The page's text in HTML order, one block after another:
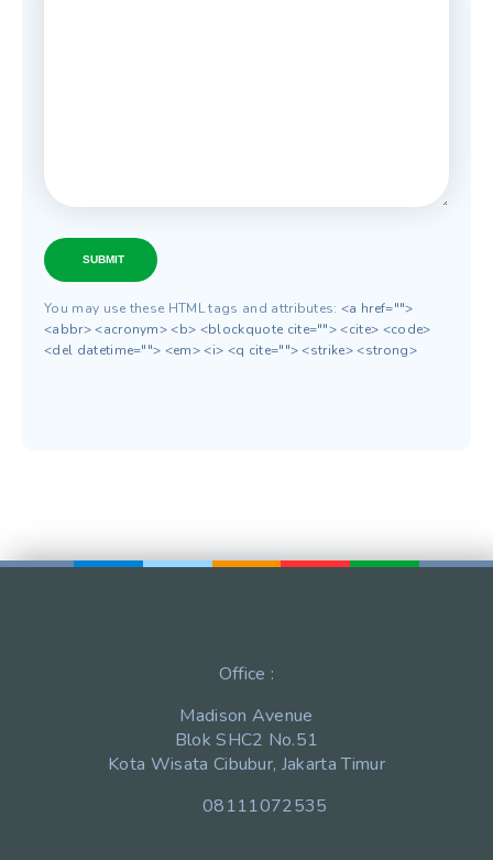
SUBMIT
You may use these HTML tags and attributes:<a href="">
<abbr> <acronym> <b> <blockquote cite=""> <cite> <code>
<del datetime=""> <em> <i> <q cite=""> <strike> <strong>
Office :
Madison Avenue
Blok SHC2 No.51
Kota Wisata Cibubur, Jakarta Timur
08111072535